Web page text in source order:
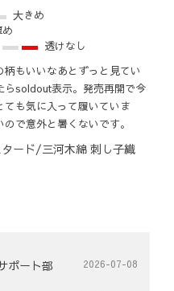
大きめ
め
透けなし
もいいなあとずっと見てい
らsoldout表示。発売再開で今
も気に入って履いていま
で意外と暑くないです。
ード/三河木綿 刺し子織
ポート部 2026-07-08